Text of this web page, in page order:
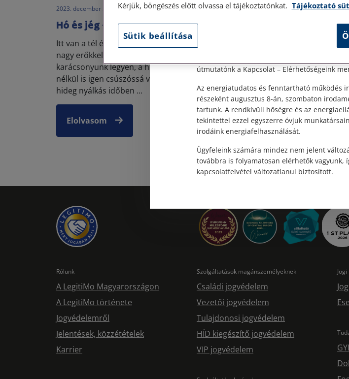
2023. december 5. • LegitiMoadmin
Hó és jég – a nyakunkat törjük?
Itt van a tél és bár a globális felmelegedés igen
nagy erőkkel akadályozza, hogy fehér
karácsonyunk legyen, a hideg időben még hó
nélkül is igen csúszóssá válhatnak az utak. A
hideg nyálkás időben ...
Elolvasom
Rólunk
A LegitiMo Magyarországon
A LegitiMo története
Jogvédelemről
Jelentések, közzétételek
Karrier
Szolgáltatások magánszemélyeknek
Családi jogvédelem
Vezetői jogvédelem
Tulajdonosi jogvédelem
HÍD kiegészítő jogvédelem
VIP jogvédelem
Személyes ügyfélszolgálatunk telefonon
után, szerdai napokon érhető el.
útmutatónk a Kapcsolat – Elérhetőségeink
Az energiatudatos és fenntartható működés
részeként augusztus 8-án, szombaton
tartunk. A rendkívüli hőségre és az
tekintettel ezzel egyszerre óvjuk
irodáink energiafelhasználását.
Ügyfeleink számára mindez nem jelent
továbbra is folyamatosan elérhetők vagyunk,
kapcsolatfelvétel változatlanul biztosított.
Kérjük, böngészés előtt olvassa el tájékoztatónkat. Tájékoztató
Sütik beállítása